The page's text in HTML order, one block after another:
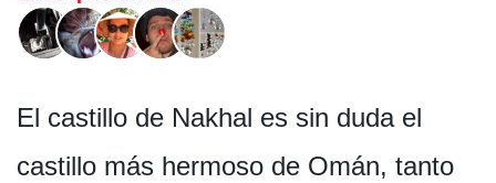
El castillo de Nakhal es sin duda el
castillo más hermoso de Omán, tanto